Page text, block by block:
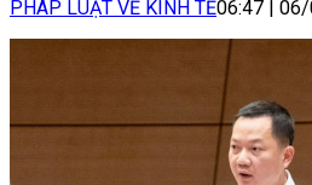
PHÁP LUẬT VỀ KINH TẾ06:47 |